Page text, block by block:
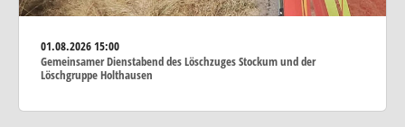
01.08.202615:00
Gemeinsamer Dienstabend des Löschzuges Stockum und der
Löschgruppe Holthausen